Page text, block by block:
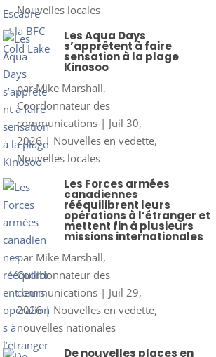
Nouvelles locales
Les Aqua Days
s’apprêtent à faire
sensation à la plage
Kinosoo
parMike Marshall,
Coordonnateur des
communications| Juil 30,
2026| Nouvelles en vedette,
Nouvelles locales
Les Forces armées
canadiennes
rééquilibrent leurs
opérations à l’étranger et
mettent fin à plusieurs
missions internationales
par Mike Marshall,
Coordonnateur des
communications| Juil 29,
2026| Nouvelles en vedette,
nouvelles nationales
De nouvelles places en